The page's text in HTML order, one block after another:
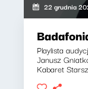
22 grudnia
Playlista
Janusz
Kabaret